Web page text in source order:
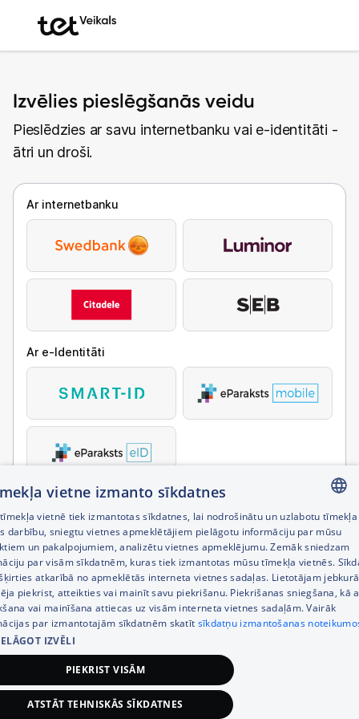
Izvēlies pieslēgšanās veidu
Pieslēdzies ar savu internetbanku vai e-identitāti -
ātri un droši.
Ar internetbanku
Ar e-Identitāti
LATVIAN
RUSSIAN
ENGLISH
vietne izmanto sīkdatnes
vietnē tiek izmantotas sīkdatnes, lai nodrošinātu un uzlabotu tīmekļa
darbību, sniegtu vietnes apmeklētājiem pielāgotu informāciju par mūsu
un pakalpojumiem, analizētu vietnes apmeklējumu. Zemāk sniedzam
par visām sīkdatnēm, kuras tiek izmantotas mūsu tīmekļa vietnēs.
atkarībā no apmeklētās interneta vietnes sadaļas. Lietotājam
piekrist, atteikties vai mainīt savu piekrišanu. Piekrišanas sniegšana, kā
vai mainīšana attiecas uz visām interneta vietnes sadaļām. Vairāk
par izmantotajām sīkdatnēm skatīt sīkdatņu izmantošanas
IZVĒLI
PIEKRIST VISĀM
ATSTĀT TEHNISKĀS SĪKDATNES